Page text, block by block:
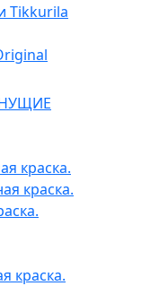
Tikkurila
краска.
краска.
краска.